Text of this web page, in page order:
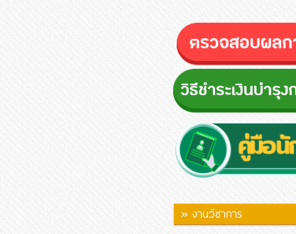
» งานวิชาการ